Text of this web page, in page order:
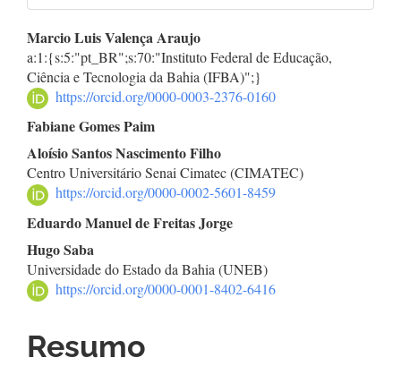
Conteúdo
do
artigo
principal
Marcio Luis Valença Araujo
a:1:{s:5:"pt_BR";s:70:"Instituto Federal de Educação,
Ciência e Tecnologia da Bahia (IFBA)";}
https://orcid.org/0000-0003-2376-0160
Fabiane Gomes Paim
Aloísio Santos Nascimento Filho
Centro Universitário Senai Cimatec (CIMATEC)
https://orcid.org/0000-0002-5601-8459
Eduardo Manuel de Freitas Jorge
Hugo Saba
Universidade do Estado da Bahia (UNEB)
https://orcid.org/0000-0001-8402-6416
Resumo